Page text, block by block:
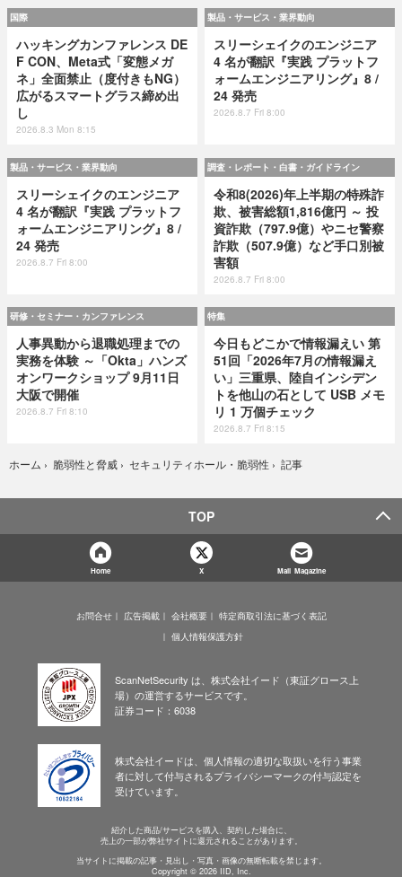
国際
ハッキングカンファレンス DE
F CON、Meta式「変態メガ
ネ」全面禁止（度付きもNG）
広がるスマートグラス締め出
し
2026.8.3 Mon 8:15
製品・サービス・業界動向
スリーシェイクのエンジニア
4 名が翻訳『実践 プラットフ
ォームエンジニアリング』8 /
24 発売
2026.8.7 Fri 8:00
製品・サービス・業界動向
スリーシェイクのエンジニア
4 名が翻訳『実践 プラットフ
ォームエンジニアリング』8 /
24 発売
2026.8.7 Fri 8:00
調査・レポート・白書・ガイドライン
令和8(2026)年上半期の特殊詐
欺、被害総額1,816億円 ～ 投
資詐欺（797.9億）やニセ警察
詐欺（507.9億）など手口別被
害額
2026.8.7 Fri 8:00
研修・セミナー・カンファレンス
人事異動から退職処理までの
実務を体験 ～「Okta」ハンズ
オンワークショップ 9月11日
大阪で開催
2026.8.7 Fri 8:10
特集
今日もどこかで情報漏えい 第
51回「2026年7月の情報漏え
い」三重県、陸自インシデン
トを他山の石として USB メモ
リ 1 万個チェック
2026.8.7 Fri 8:15
ホーム › 脆弱性と脅威 › セキュリティホール・脆弱性 › 記事
TOP
Home X Mail Magazine
お問合せ 広告掲載 会社概要
特定商取引法に基づく表記
個人情報保護方針
ScanNetSecurity は、株式会社イード（東証グロース上
場）の運営するサービスです。
証券コード：6038
株式会社イードは、個人情報の適切な取扱いを行う事業
者に対して付与されるプライバシーマークの付与認定を
受けています。
紹介した商品/サービスを購入、契約した場合に、
売上の一部が弊社サイトに還元されることがあります。
当サイトに掲載の記事・見出し・写真・画像の無断転載を禁じます。
Copyright © 2026 IID, Inc.